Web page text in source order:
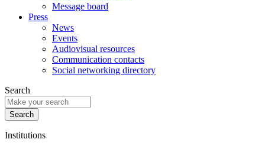
Message board
Press
News
Events
Audiovisual resources
Communication contacts
Social networking directory
Search
Institutions